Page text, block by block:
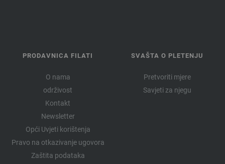
PRODAVNICA FILATI
O nama
održivost
Kontakt
Newsletter
Opći Uvjeti korištenja
Pravo na otkazivanje ugovora
Zaštita podataka
SVAŠTA O PLETENJU
Pretvoriti mjere
Savjeti za njegu